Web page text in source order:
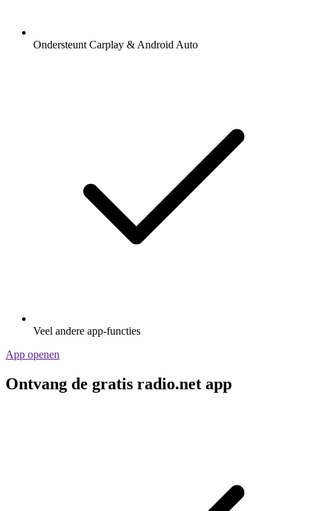
Ondersteunt Carplay & Android Auto
Veel andere app-functies
App openen
Ontvang de gratis radio.net app